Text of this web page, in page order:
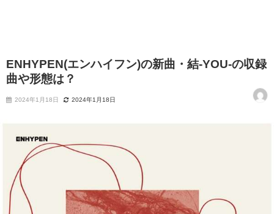
ENHYPEN(エンハイフン)の新曲・結-YOU-の収録
曲や形態は？
2024年1月18日 2024年1月18日